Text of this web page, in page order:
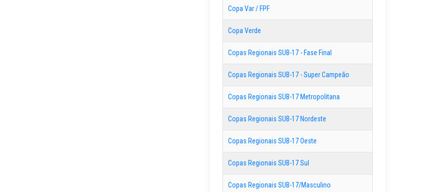
Copa Var / FPF
Copa Verde
Copas Regionais SUB-17 - Fase Final
Copas Regionais SUB-17 - Super Campeão
Copas Regionais SUB-17 Metropolitana
Copas Regionais SUB-17 Nordeste
Copas Regionais SUB-17 Oeste
Copas Regionais SUB-17 Sul
Copas Regionais SUB-17/Masculino